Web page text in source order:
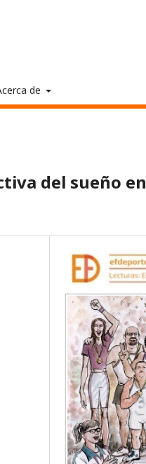
de
del sueño en